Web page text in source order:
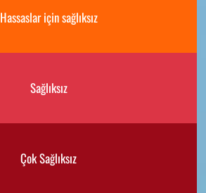
Hassaslar için sağlıksız
Sağlıksız
Çok Sağlıksız